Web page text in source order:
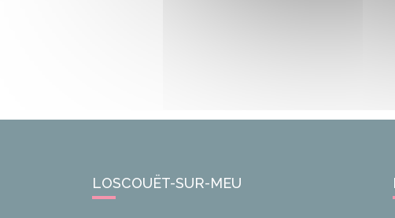
LOSCOUËT-SUR-MEU